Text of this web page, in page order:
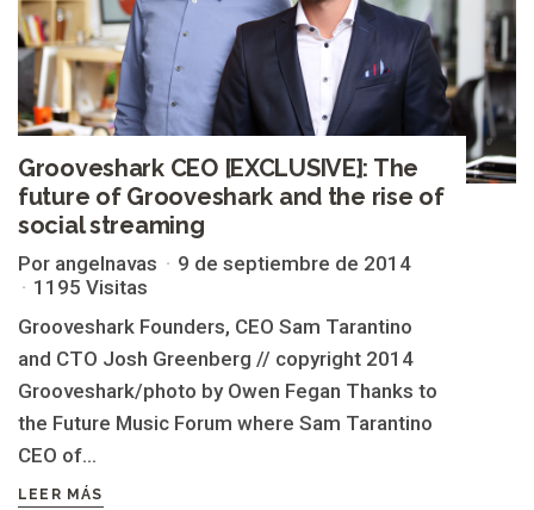
Grooveshark CEO [EXCLUSIVE]: The
future of Grooveshark and the rise of
social streaming
Por angelnavas
9 de septiembre de 2014
1195 Visitas
Grooveshark Founders, CEO Sam Tarantino
and CTO Josh Greenberg // copyright 2014
Grooveshark/photo by Owen Fegan Thanks to
the Future Music Forum where Sam Tarantino
CEO of...
LEER MÁS